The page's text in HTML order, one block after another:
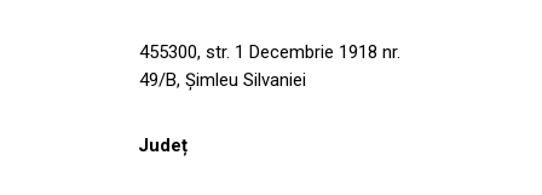
455300, str. 1 Decembrie 1918 nr.
49/B, Șimleu Silvaniei
Județ